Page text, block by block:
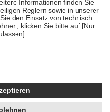
vollendeten 18. Lebensjahr
Früherkennung, die von der
Shops hat Maßnahmen
es sich um echte Bewertungen
du hier: